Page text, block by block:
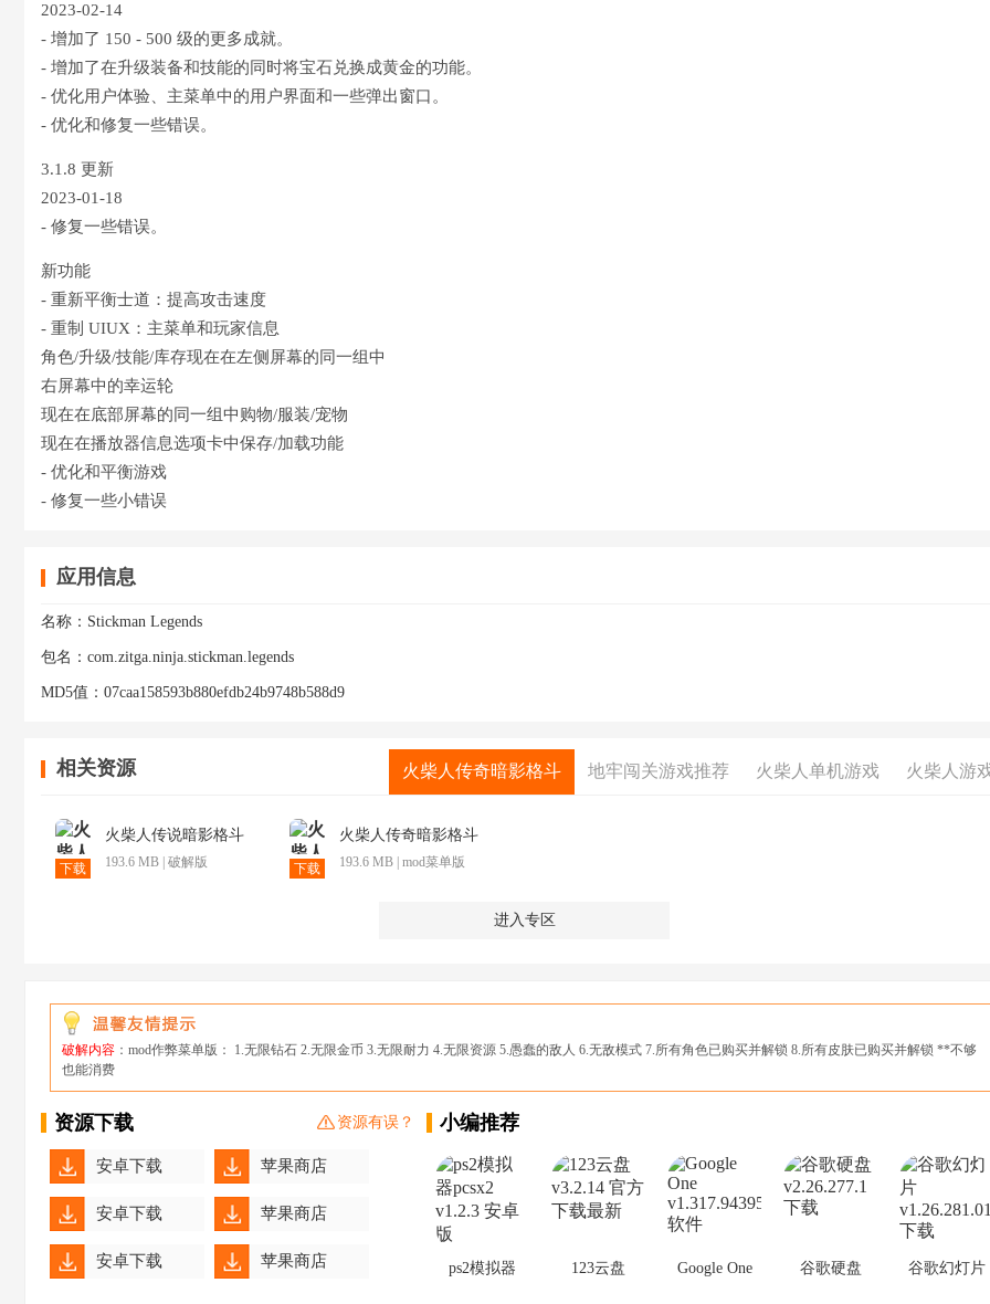
2023-02-14
- 增加了 150 - 500 级的更多成就。
- 增加了在升级装备和技能的同时将宝石兑换成黄金的功能。
- 优化用户体验、主菜单中的用户界面和一些弹出窗口。
- 优化和修复一些错误。
3.1.8 更新
2023-01-18
- 修复一些错误。
新功能
- 重新平衡士道：提高攻击速度
- 重制 UIUX：主菜单和玩家信息
角色/升级/技能/库存现在在左侧屏幕的同一组中
右屏幕中的幸运轮
现在在底部屏幕的同一组中购物/服装/宠物
现在在播放器信息选项卡中保存/加载功能
- 优化和平衡游戏
- 修复一些小错误
应用信息
名称： Stickman Legends
包名： com.zitga.ninja.stickman.legends
MD5值： 07caa158593b880efdb24b9748b588d9
相关资源 火柴人传奇暗影格斗 地牢闯关游戏推荐 火柴人单机游戏 火柴人游
下载
火柴人传说暗影格斗
193.6 MB | 破解版 下载
火柴人传奇暗影格斗
193.6 MB | mod菜单版
进入专区
破解内容 ：mod作弊菜单版： 1.无限钻石 2.无限金币 3.无限耐力 4.无限资源 5.愚蠢的敌人 6.无敌模式 7.所有角色已购买并解锁 8.所有皮肤已购买并解锁 **不够
也能消费
资源下载 资源有误？
安卓下载 苹果商店
安卓下载 苹果商店
安卓下载 苹果商店
小编推荐
ps2模拟器
123云盘 Google One 谷歌硬盘 谷歌幻灯片